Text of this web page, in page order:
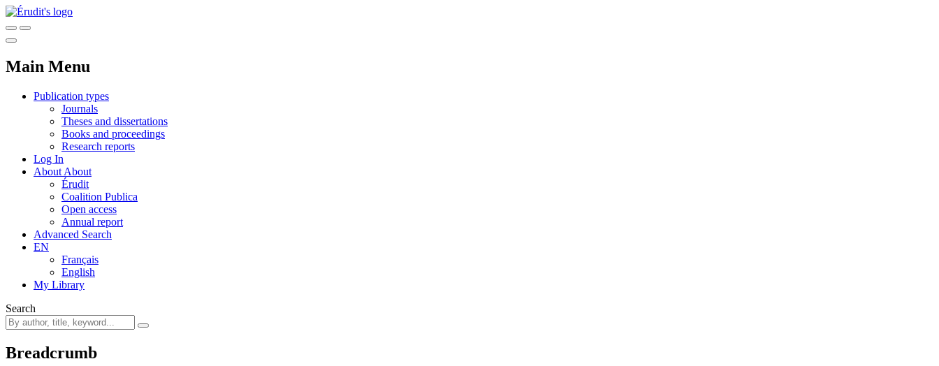
Main Menu
Publication types
Journals
Theses and dissertations
Books and proceedings
Research reports
Log In
About About
Érudit
Coalition Publica
Open access
Annual report
Advanced Search
EN
Français
English
My Library
Search
Breadcrumb